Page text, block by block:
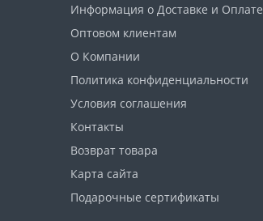
Информация о Доставке и Оплате
Оптовом клиентам
О Компании
Политика конфиденциальности
Условия соглашения
Контакты
Возврат товара
Карта сайта
Подарочные сертификаты